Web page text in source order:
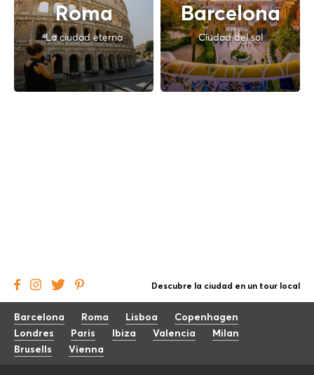
Roma
La ciudad eterna
Barcelona
Ciudad del sol
Descubre la ciudad en un tour local
Barcelona Roma Lisboa
Copenhagen
Londres
Paris Ibiza Valencia
Milan
Brusells
Vienna